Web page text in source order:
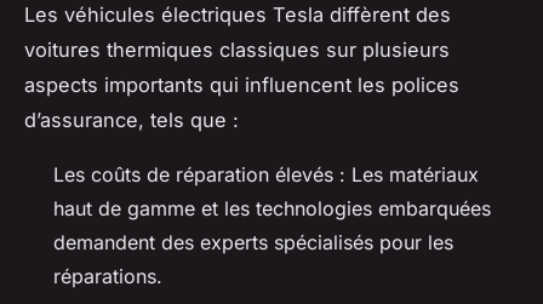
Les véhicules électriques Tesla diffèrent des
voitures thermiques classiques sur plusieurs
aspects importants qui influencent les polices
d’assurance, tels que :
Les coûts de réparation élevés : Les matériaux
haut de gamme et les technologies embarquées
demandent des experts spécialisés pour les
réparations.